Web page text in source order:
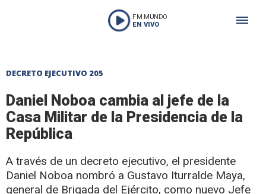
FM MUNDO
EN VIVO
DECRETO EJECUTIVO 205
Daniel Noboa cambia al jefe de la
Casa Militar de la Presidencia de la
República
A través de un decreto ejecutivo, el presidente
Daniel Noboa nombró a Gustavo Iturralde Maya,
general de Brigada del Ejército, como nuevo Jefe